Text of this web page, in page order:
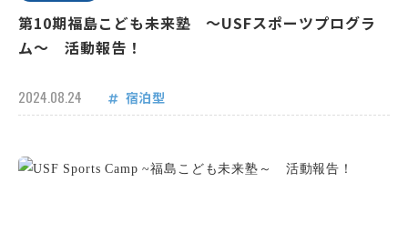
第10期福島こども未来塾 ～USFスポーツプログラ
ム～ 活動報告！
2024.08.24 宿泊型